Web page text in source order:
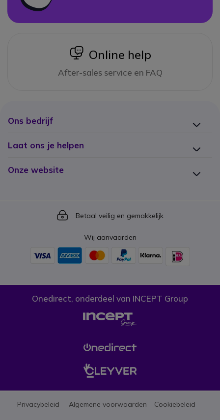
icon
Online help
After-sales service en FAQ
Ons bedrijf
Laat ons je helpen
Onze website
Icon
Betaal veilig en gemakkelijk
Wij aanvaarden
Onedirect, onderdeel van INCEPT Group
Privacybeleid Algemene voorwaarden Cookiebeleid